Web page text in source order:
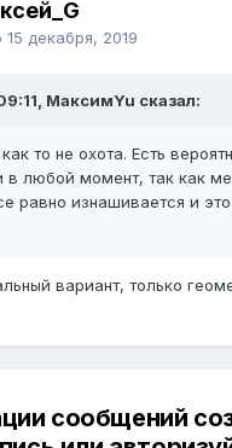
15 декабря, 2019
МаксимYu сказал:
то не охота. Есть
в любой момент, так как
равно изнашивается и
вариант, только
сообщений